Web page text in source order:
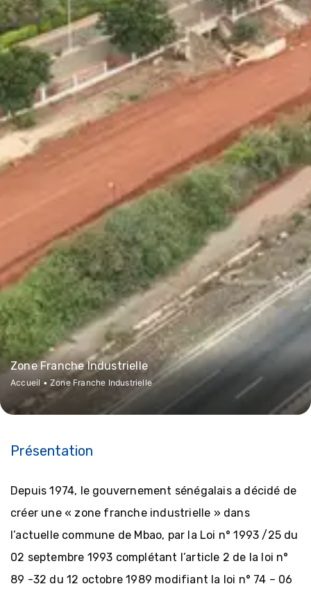
Zone Franche Industrielle
Accueil •Zone Franche Industrielle
Présentation
Depuis 1974, le gouvernement sénégalais a décidé de
créer une « zone franche industrielle » dans
l’actuelle commune de Mbao, par la Loi n° 1993 /25 du
02 septembre 1993 complétant l’article 2 de la loi n°
89 -32 du 12 octobre 1989 modifiant la loi n° 74 – 06